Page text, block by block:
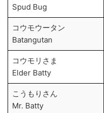
Spud Bug
コウモウータン
Batangutan
コウモリさま
Elder Batty
こうもりさん
Mr. Batty